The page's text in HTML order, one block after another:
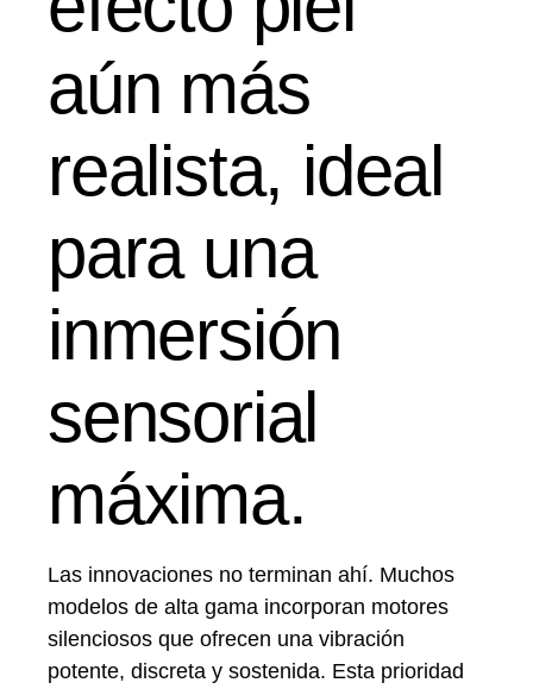
aún más
realista, ideal
para una
inmersión
sensorial
máxima.
Las innovaciones no terminan ahí. Muchos
modelos de alta gama incorporan motores
silenciosos que ofrecen una vibración
potente, discreta y sostenida. Esta prioridad